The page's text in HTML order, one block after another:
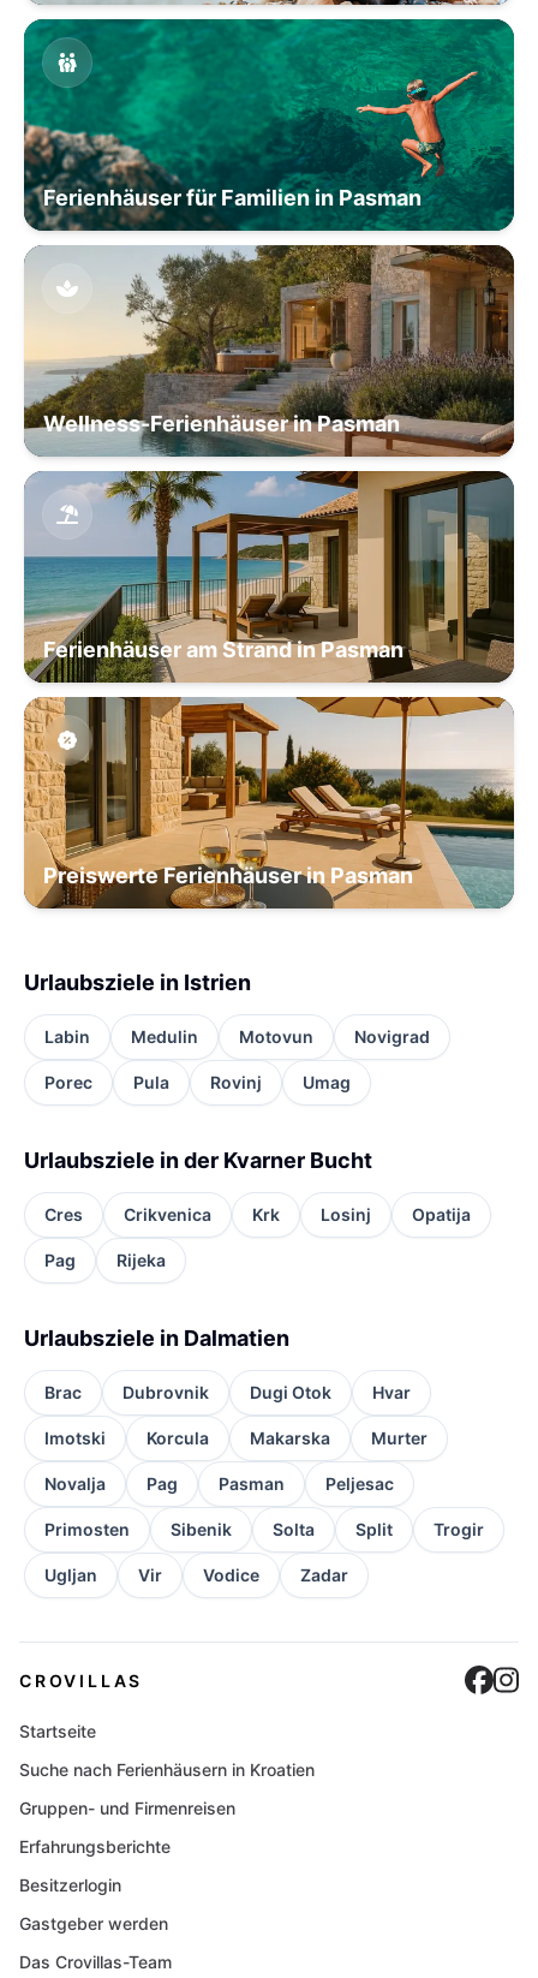
Ferienhäuser für Familien in Pasman
Wellness-Ferienhäuser in Pasman
Ferienhäuser am Strand in Pasman
Preiswerte Ferienhäuser in Pasman
Urlaubsziele in Istrien
Labin Medulin Motovun Novigrad
Porec Pula Rovinj Umag
Urlaubsziele in der Kvarner Bucht
Cres Crikvenica Krk Losinj Opatija
Pag Rijeka
Urlaubsziele in Dalmatien
Brac Dubrovnik Dugi Otok Hvar
Imotski Korcula Makarska Murter
Novalja Pag Pasman Peljesac
Primosten Sibenik Solta Split Trogir
Ugljan Vir Vodice Zadar
CROVILLAS
Startseite
Suche nach Ferienhäusern in Kroatien
Gruppen- und Firmenreisen
Erfahrungsberichte
Besitzerlogin
Gastgeber werden
Das Crovillas-Team